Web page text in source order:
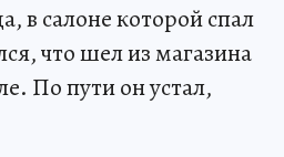
в салоне которой спал
что шел из магазина
По пути он устал,